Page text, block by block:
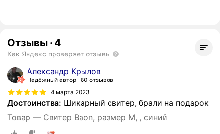
Отзывы · 4
Как Яндекс проверяет отзывы
Александр Крылов
Надёжный автор 80 отзывов
4 марта 2023
Достоинства: Шикарный свитер, брали на подарок
Товар — Свитер Baon, размер M, , синий